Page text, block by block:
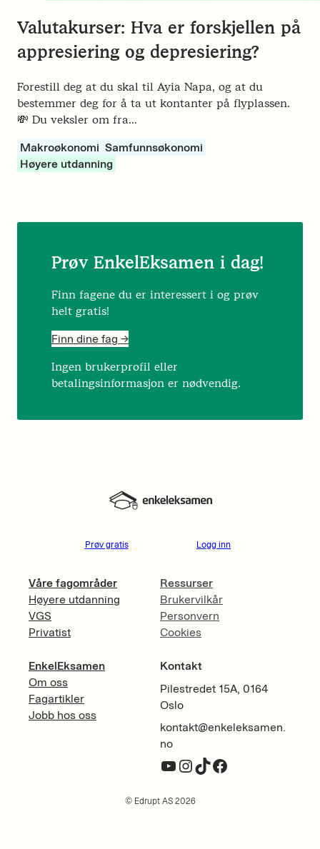
Valutakurser: Hva er forskjellen på
appresiering og depresiering?
Forestill deg at du skal til Ayia Napa, og at du
bestemmer deg for å ta ut kontanter på flyplassen.
💸 Du veksler om fra…
Makroøkonomi Samfunnsøkonomi
Høyere utdanning
Prøv EnkelEksamen i dag!
Finn fagene du er interessert i og prøv
helt gratis!
Finn dine fag ->
Ingen brukerprofil eller
betalingsinformasjon er nødvendig.
Prøv gratis Logg inn
Våre fagområder
Høyere utdanning
VGS
Privatist
EnkelEksamen
Om oss
Fagartikler
Jobb hos oss
Ressurser
Brukervilkår
Personvern
Cookies
Kontakt
Pilestredet 15A, 0164
Oslo
kontakt@enkeleksamen.
no
YouTube InstagramTikTok Facebook
© Edrupt AS 2026